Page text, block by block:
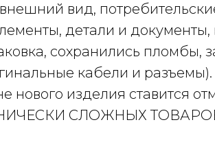
вид,
детали и
сохранились пломбы,
кабели и
нового изделия ставится
СЛОЖНЫХ